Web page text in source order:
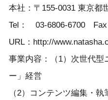
本社：〒155-0031 東京都
Tel： 03-6806-6700 Fax
URL：http://
事業内容：（1）次世代型
ー」経営
（2）コンテンツ編集・執